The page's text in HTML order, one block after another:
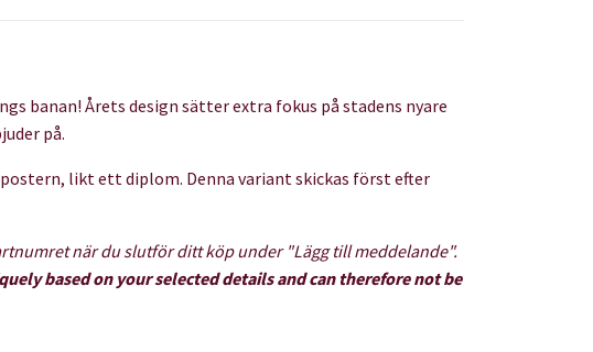
banan! Årets design sätter extra fokus på stadens nyare
på.
likt ett diplom. Denna variant skickas först efter
när du slutför ditt köp under "Lägg till meddelande".
based on your selected details and can therefore not be